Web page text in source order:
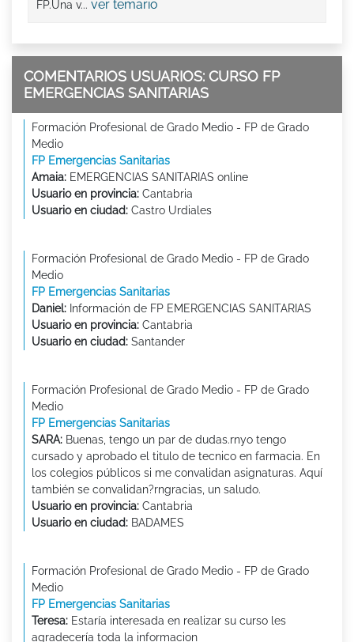
FP.Una v... ver temario
COMENTARIOS USUARIOS: CURSO FP
EMERGENCIAS SANITARIAS
Formación Profesional de Grado Medio - FP de Grado
Medio
FP Emergencias Sanitarias
Amaia: EMERGENCIAS SANITARIAS online
Usuario en provincia: Cantabria
Usuario en ciudad: Castro Urdiales
Formación Profesional de Grado Medio - FP de Grado
Medio
FP Emergencias Sanitarias
Daniel: Información de FP EMERGENCIAS SANITARIAS
Usuario en provincia: Cantabria
Usuario en ciudad: Santander
Formación Profesional de Grado Medio - FP de Grado
Medio
FP Emergencias Sanitarias
SARA: Buenas, tengo un par de dudas.rnyo tengo
cursado y aprobado el titulo de tecnico en farmacia. En
los colegios públicos si me convalidan asignaturas. Aquí
también se convalidan?rngracias, un saludo.
Usuario en provincia: Cantabria
Usuario en ciudad: BADAMES
Formación Profesional de Grado Medio - FP de Grado
Medio
FP Emergencias Sanitarias
Teresa: Estaría interesada en realizar su curso les
agradecería toda la informacion